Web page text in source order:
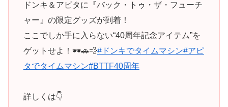
ドンキ＆アピタに『バック・トゥ・ザ・フューチ
ャー』の限定グッズが到着！
ここでしか手に入らない“40周年記念アイテム”を
ゲットせよ！🕶️🚗💨#ドンキでタイムマシン#アピ
タでタイムマシン#BTTF40周年
詳しくは👇